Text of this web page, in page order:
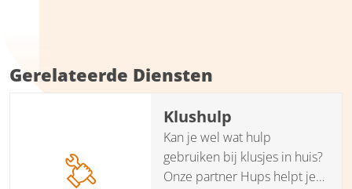
Gerelateerde Diensten
Klushulp
Kan je wel wat hulp
gebruiken bij klusjes in huis?
Onze partner Hups helpt je